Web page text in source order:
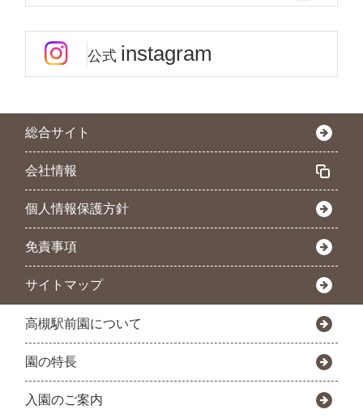
公式 instagram
総合サイト
会社情報
個人情報保護方針
免責事項
サイトマップ
高槻駅前園について
園の特長
入園のご案内